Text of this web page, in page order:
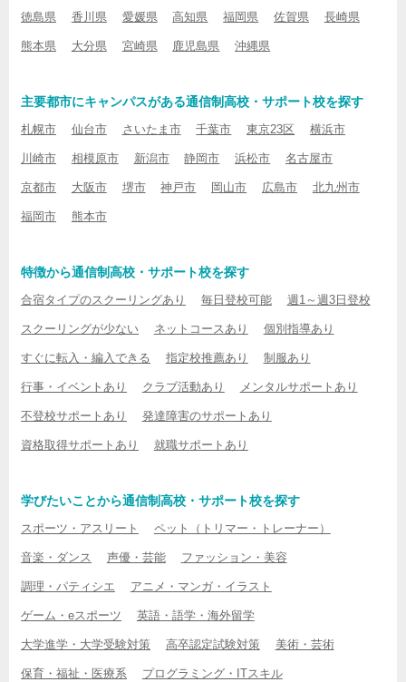
徳島県 香川県 愛媛県 高知県 福岡県 佐賀県 長崎県
熊本県 大分県 宮崎県 鹿児島県 沖縄県
主要都市にキャンパスがある通信制高校・サポート校を探す
札幌市 仙台市 さいたま市 千葉市 東京23区 横浜市
川崎市 相模原市 新潟市 静岡市 浜松市 名古屋市
京都市 大阪市 堺市 神戸市 岡山市 広島市 北九州市
福岡市 熊本市
特徴から通信制高校・サポート校を探す
合宿タイプのスクーリングあり 毎日登校可能 週1～週3日登校
スクーリングが少ない ネットコースあり 個別指導あり
すぐに転入・編入できる 指定校推薦あり 制服あり
行事・イベントあり クラブ活動あり メンタルサポートあり
不登校サポートあり 発達障害のサポートあり
資格取得サポートあり 就職サポートあり
学びたいことから通信制高校・サポート校を探す
スポーツ・アスリート ペット（トリマー・トレーナー）
音楽・ダンス 声優・芸能 ファッション・美容
調理・パティシエ アニメ・マンガ・イラスト
ゲーム・eスポーツ 英語・語学・海外留学
大学進学・大学受験対策 高卒認定試験対策 美術・芸術
保育・福祉・医療系 プログラミング・ITスキル